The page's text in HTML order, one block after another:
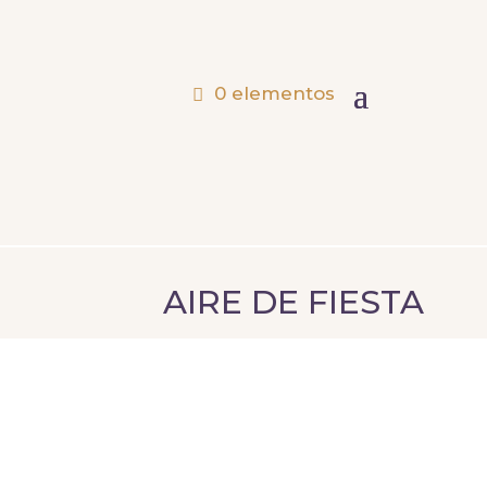
0 elementos
AIRE DE FIESTA